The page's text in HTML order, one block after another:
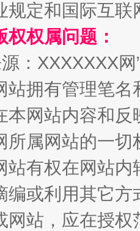
工作
规定和国际互
权属问题：
：XXXXXXX
站拥有管理笔
本网站内容和
所属网站的一
站有权在网站
编或利用其它
网站，应在授